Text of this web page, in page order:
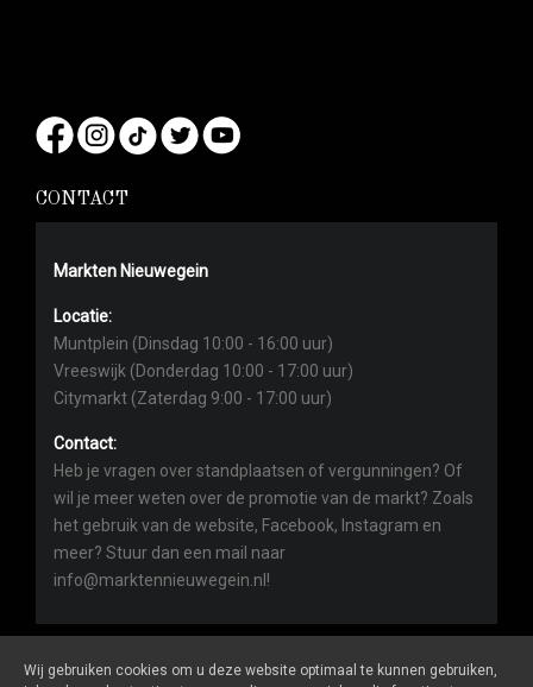
CONTACT
Markten Nieuwegein
Locatie:
Muntplein (Dinsdag 10:00 - 16:00 uur)
Vreeswijk (Donderdag 10:00 - 17:00 uur)
Citymarkt (Zaterdag 9:00 - 17:00 uur)
Contact:
Heb je vragen over standplaatsen of vergunningen? Of
wil je meer weten over de promotie van de markt? Zoals
het gebruik van de website, Facebook, Instagram en
meer? Stuur dan een mail naar
info@marktennieuwegein.nl!
Wij gebruiken cookies om u deze website optimaal te kunnen gebruiken,